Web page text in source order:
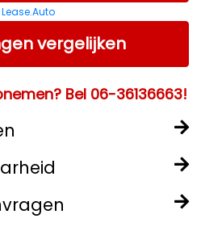
Lease.Auto
vergelijken
Bel 06-36136663!